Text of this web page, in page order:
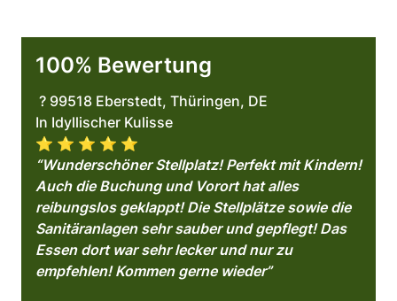
100% Bewertung
? 99518 Eberstedt, Thüringen, DE
In Idyllischer Kulisse
⭐️ ⭐️ ⭐️ ⭐️ ⭐️
“Wunderschöner Stellplatz! Perfekt mit Kindern!
Auch die Buchung und Vorort hat alles
reibungslos geklappt! Die Stellplätze sowie die
Sanitäranlagen sehr sauber und gepflegt! Das
Essen dort war sehr lecker und nur zu
empfehlen! Kommen gerne wieder”